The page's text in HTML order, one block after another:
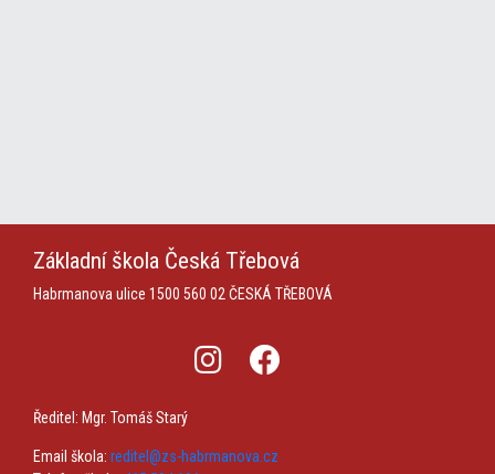
Základní škola Česká Třebová
Habrmanova ulice 1500 560 02 ČESKÁ TŘEBOVÁ
Ředitel: Mgr. Tomáš Starý
Email škola: reditel@zs-habrmanova.cz